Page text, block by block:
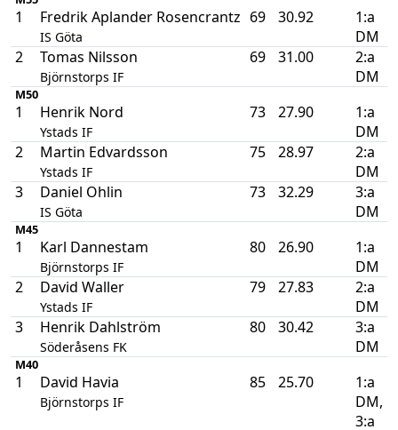
1 Fredrik Aplander Rosencrantz
IS Göta
69 30.92
1:a
DM
2
Tomas Nilsson
Björnstorps IF
69 31.00
2:a
DM
M50
1 Henrik Nord
Ystads IF
73 27.90
1:a
DM
2
Martin Edvardsson
Ystads IF
75 28.97
2:a
DM
3
Daniel Ohlin
IS Göta
73 32.29
3:a
DM
M45
1 Karl Dannestam
Björnstorps IF
80 26.90
1:a
DM
2
David Waller
Ystads IF
79 27.83
2:a
DM
3
Henrik Dahlström
Söderåsens FK
80 30.42
3:a
DM
M40
1 David Havia
Björnstorps IF
85 25.70
1:a
DM,
3:a